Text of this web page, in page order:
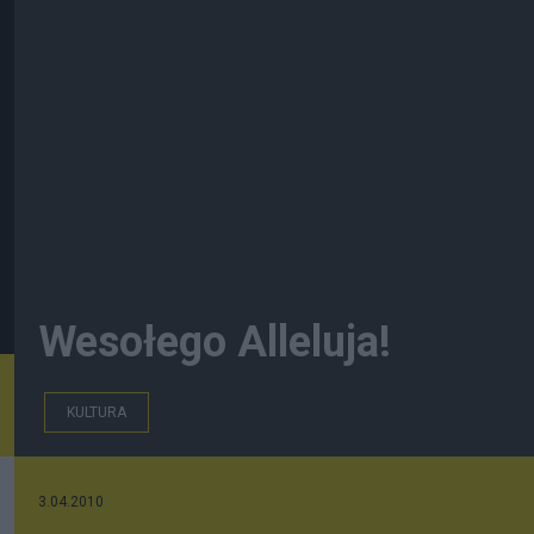
Wesołego Alleluja!
KULTURA
3.04.2010